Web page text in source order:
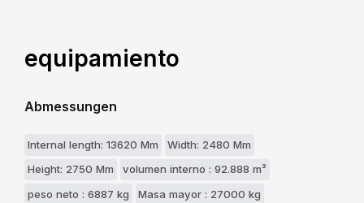
equipamiento
Abmessungen
Internal length: 13620 Mm
Width: 2480 Mm
Height: 2750 Mm
volumen interno : 92.888 m³
peso neto : 6887 kg
Masa mayor : 27000 kg